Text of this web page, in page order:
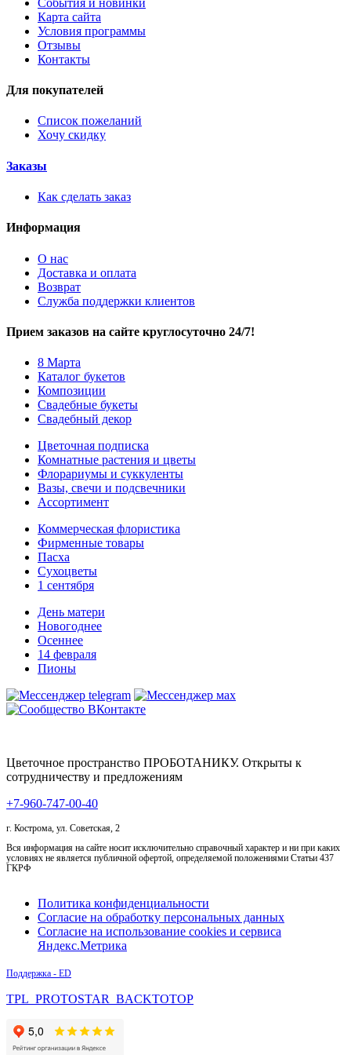
События и новинки
Карта сайта
Условия программы
Отзывы
Контакты
Для покупателей
Список пожеланий
Хочу скидку
Заказы
Как сделать заказ
Информация
О нас
Доставка и оплата
Возврат
Служба поддержки клиентов
Прием заказов на сайте круглосуточно 24/7!
8 Марта
Каталог букетов
Композиции
Свадебные букеты
Свадебный декор
Цветочная подписка
Комнатные растения и цветы
Флорариумы и суккуленты
Вазы, свечи и подсвечники
Ассортимент
Коммерческая флористика
Фирменные товары
Пасха
Сухоцветы
1 сентября
День матери
Новогоднее
Осеннее
14 февраля
Пионы
Цветочное пространство ПРОБОТАНИКУ. Открыты к
сотрудничеству и предложениям
+7-960-747-00-40
г. Кострома, ул. Советская, 2
Вся информация на сайте носит исключительно справочный характер и ни при каких
условиях не является публичной офертой, определяемой положениями Статьи 437
ГКРФ
Политика конфиденциальности
Согласие на обработку персональных данных
Согласие на использование cookies и сервиса
Яндекс.Метрика
Поддержка - ED
TPL_PROTOSTAR_BACKTOTOP